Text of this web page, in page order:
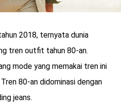
2018, ternyata dunia
tren outfit tahun 80-an.
mode yang memakai tren ini
80-an didominasi dengan
jeans.